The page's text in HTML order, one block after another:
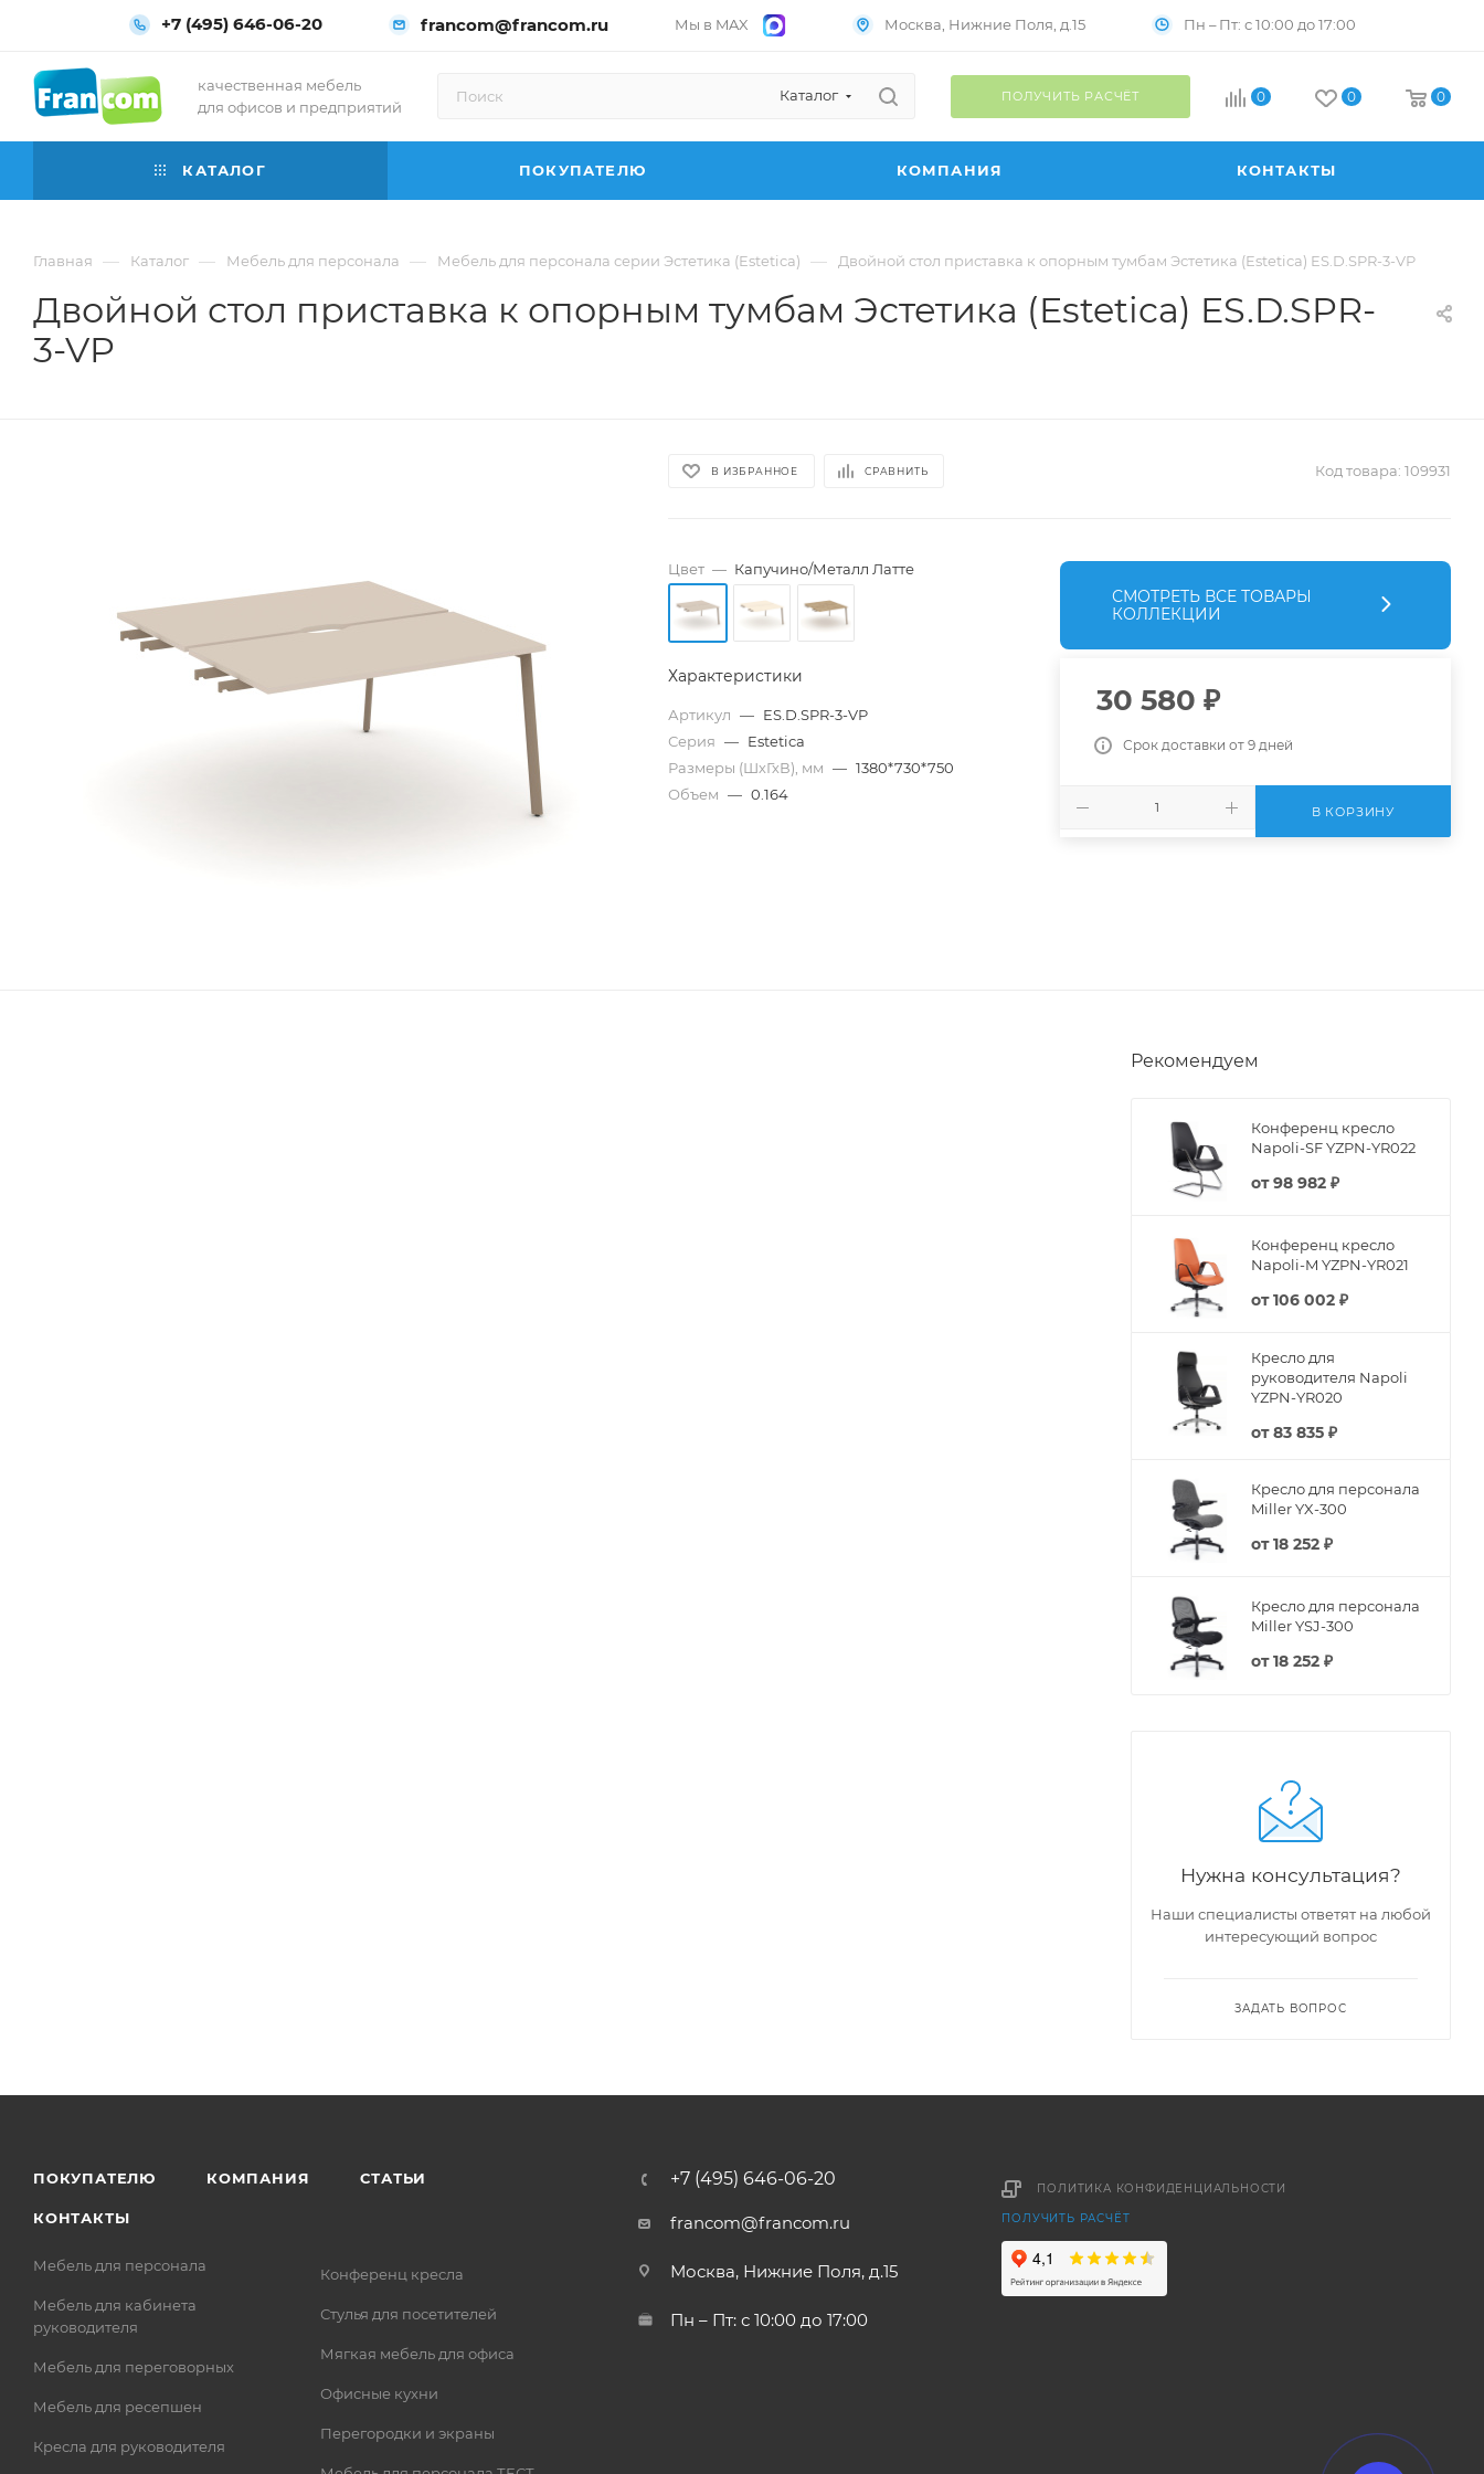
+7 (495) 646-06-20 francom@francom.ru Мы в MAX Москва, Нижние Поля, д.15 Пн – Пт: с 10:00 до 17:00
качественная мебель
для офисов и предприятий
Каталог ПОЛУЧИТЬ РАСЧЁТ 0 0 0
КАТАЛОГ ПОКУПАТЕЛЮ КОМПАНИЯ КОНТАКТЫ
Главная — Каталог — Мебель для персонала — Мебель для персонала серии Эстетика (Estetica) — Двойной стол приставка к опорным тумбам Эстетика (Estetica) ES.D.SPR-3-VP
Двойной стол приставка к опорным тумбам Эстетика (Estetica) ES.D.SPR-
3-VP
В ИЗБРАННОЕ СРАВНИТЬ Код товара: 109931
Цвет — Капучино/Металл Латте
Характеристики
Артикул — ES.D.SPR-3-VP
Серия — Estetica
Размеры (ШхГхВ), мм — 1380*730*750
Объем — 0.164
СМОТРЕТЬ ВСЕ ТОВАРЫ
КОЛЛЕКЦИИ
30 580 ₽
Срок доставки от 9 дней
В КОРЗИНУ
Рекомендуем
Конференц кресло
Napoli-SF YZPN-YR022
от98 982 ₽
Конференц кресло
Napoli-M YZPN-YR021
от106 002 ₽
Кресло для
руководителя Napoli
YZPN-YR020
от83 835 ₽
Кресло для персонала
Miller YX-300
от18 252 ₽
Кресло для персонала
Miller YSJ-300
от18 252 ₽
Нужна консультация?
Наши специалисты ответят на любой
интересующий вопрос
ЗАДАТЬ ВОПРОС
ПОКУПАТЕЛЮ КОМПАНИЯ СТАТЬИ
КОНТАКТЫ
Мебель для персонала
Мебель для кабинета
руководителя
Мебель для переговорных
Мебель для ресепшен
Кресла для руководителя
Конференц кресла
Стулья для посетителей
Мягкая мебель для офиса
Офисные кухни
Перегородки и экраны
+7 (495) 646-06-20
francom@francom.ru
Москва, Нижние Поля, д.15
Пн – Пт: с 10:00 до 17:00
ПОЛИТИКА КОНФИДЕНЦИАЛЬНОСТИ
ПОЛУЧИТЬ РАСЧЁТ